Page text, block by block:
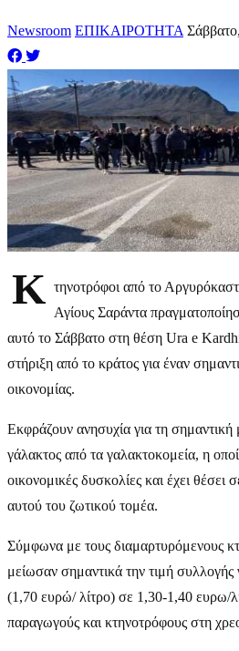
Newsroom ΕΠΙΚΑΙΡΟΤΗΤΑ
Κ τηνοτρόφοι από το
Αγίους Σαράντα
αυτό το Σάββατο στη θέση Ura e
στήριξη από το κράτος για έναν
οικονομίας.
Εκφράζουν ανησυχία για τη σημαντική
γάλακτος από τα γαλακτοκομεία, η
οικονομικές δυσκολίες και έχει θέσει
αυτού του ζωτικού τομέα.
Σύμφωνα με τους διαμαρτυρόμενους
μείωσαν σημαντικά την τιμή
(1,70 ευρώ/ λίτρο) σε 1,30-1,40 ευρω/
παραγωγούς και κτηνοτρόφους στη